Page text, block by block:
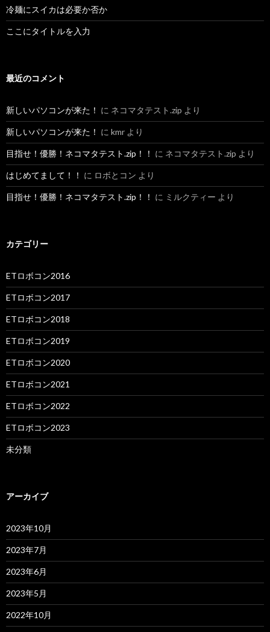
冷麺にスイカは必要か否か
ここにタイトルを入力
最近のコメント
新しいパソコンが来た！ に ネコマタテスト.zip より
新しいパソコンが来た！ に kmr より
目指せ！優勝！ネコマタテスト.zip！！ に ネコマタテスト.zip より
はじめてまして！！ に ロボとコン より
目指せ！優勝！ネコマタテスト.zip！！ に ミルクティー より
カテゴリー
ETロボコン2016
ETロボコン2017
ETロボコン2018
ETロボコン2019
ETロボコン2020
ETロボコン2021
ETロボコン2022
ETロボコン2023
未分類
アーカイブ
2023年10月
2023年7月
2023年6月
2023年5月
2022年10月